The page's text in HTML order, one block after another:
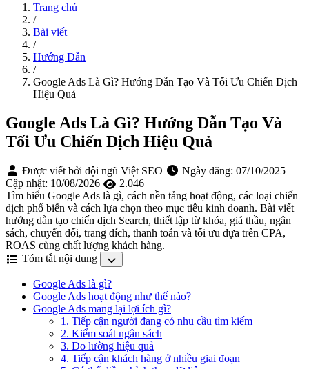
Trang chủ
/
Bài viết
/
Hướng Dẫn
/
Google Ads Là Gì? Hướng Dẫn Tạo Và Tối Ưu Chiến Dịch
Hiệu Quả
Google Ads Là Gì? Hướng Dẫn Tạo Và
Tối Ưu Chiến Dịch Hiệu Quả
Được viết bởi đội ngũ Việt SEO Ngày đăng: 07/10/2025
Cập nhật: 10/08/2026
2.046
Tìm hiểu Google Ads là gì, cách nền tảng hoạt động, các loại chiến
dịch phổ biến và cách lựa chọn theo mục tiêu kinh doanh. Bài viết
hướng dẫn tạo chiến dịch Search, thiết lập từ khóa, giá thầu, ngân
sách, chuyển đổi, trang đích, thanh toán và tối ưu dựa trên CPA,
ROAS cùng chất lượng khách hàng.
Tóm tắt nội dung
Google Ads là gì?
Google Ads hoạt động như thế nào?
Google Ads mang lại lợi ích gì?
1. Tiếp cận người đang có nhu cầu tìm kiếm
2. Kiểm soát ngân sách
3. Đo lường hiệu quả
4. Tiếp cận khách hàng ở nhiều giai đoạn